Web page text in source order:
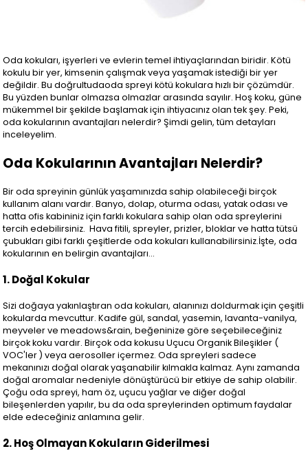
Oda kokuları, işyerleri ve evlerin temel ihtiyaçlarından biridir. Kötü
kokulu bir yer, kimsenin çalışmak veya yaşamak istediği bir yer
değildir. Bu doğrultudaoda spreyi kötü kokulara hızlı bir çözümdür.
Bu yüzden bunlar olmazsa olmazlar arasında sayılır. Hoş koku, güne
mükemmel bir şekilde başlamak için ihtiyacınız olan tek şey. Peki,
oda kokularının avantajları nelerdir? Şimdi gelin, tüm detayları
inceleyelim.
Oda Kokularının Avantajları Nelerdir?
Bir oda spreyinin günlük yaşamınızda sahip olabileceği birçok
kullanım alanı vardır. Banyo, dolap, oturma odası, yatak odası ve
hatta ofis kabininiz için farklı kokulara sahip olan oda spreylerini
tercih edebilirsiniz. Hava fitili, spreyler, prizler, bloklar ve hatta tütsü
çubukları gibi farklı çeşitlerde oda kokuları kullanabilirsiniz.İşte, oda
kokularının en belirgin avantajları…
1. Doğal Kokular
Sizi doğaya yakınlaştıran oda kokuları, alanınızı doldurmak için çeşitli
kokularda mevcuttur. Kadife gül, sandal, yasemin, lavanta-vanilya,
meyveler ve meadows&rain, beğeninize göre seçebileceğiniz
birçok koku vardır. Birçok oda kokusu Uçucu Organik Bileşikler (
VOC'ler ) veya aerosoller içermez. Oda spreyleri sadece
mekanınızı doğal olarak yaşanabilir kılmakla kalmaz. Aynı zamanda
doğal aromalar nedeniyle dönüştürücü bir etkiye de sahip olabilir.
Çoğu oda spreyi, ham öz, uçucu yağlar ve diğer doğal
bileşenlerden yapılır, bu da oda spreylerinden optimum faydalar
elde edeceğiniz anlamına gelir.
2. Hoş Olmayan Kokuların Giderilmesi